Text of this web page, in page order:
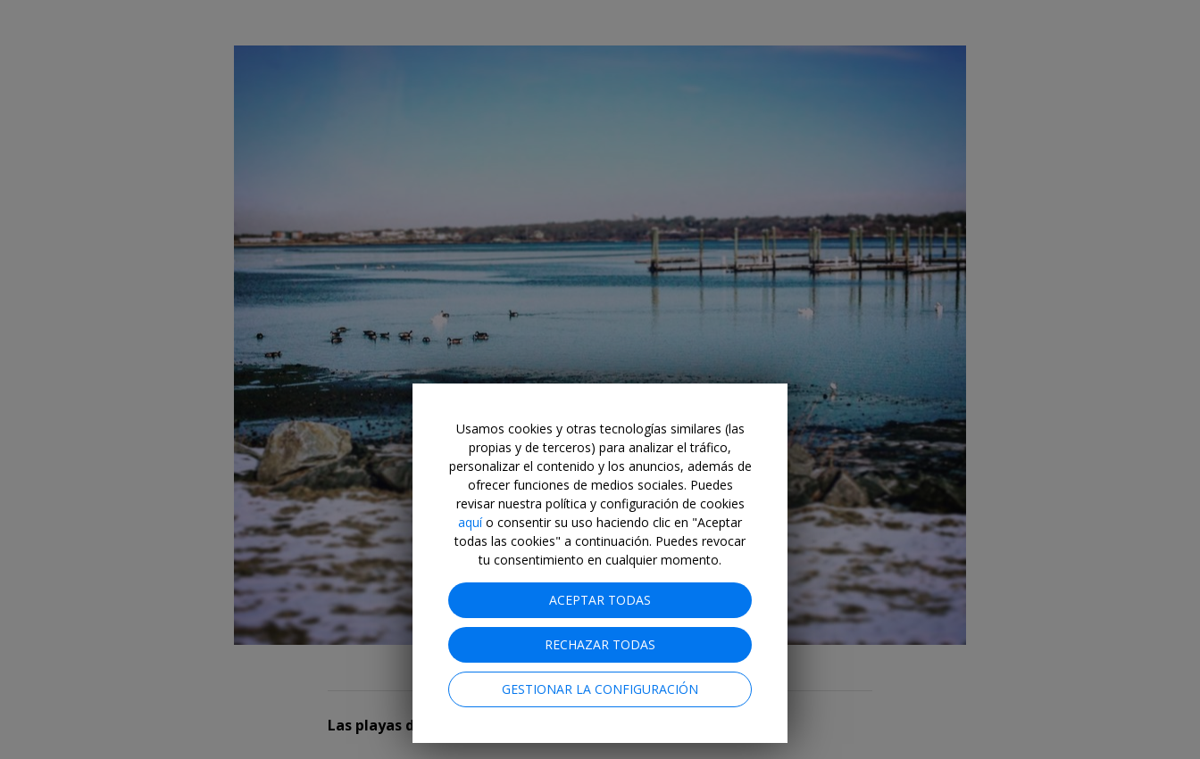
Narragansett (foto deNick FayneenUnsplash)
Las playas de Kihei, las más desconocidas de Maui
Usamos cookies y otras tecnologías similares (las
propias y de terceros) para analizar el tráfico,
personalizar el contenido y los anuncios, además de
ofrecer funciones de medios sociales. Puedes
revisar nuestra política y configuración de cookies
aquío consentir su uso haciendo clic en "Aceptar
todas las cookies" a continuación. Puedes revocar
tu consentimiento en cualquier momento.
ACEPTAR TODAS
RECHAZAR TODAS
GESTIONAR LA CONFIGURACIÓN